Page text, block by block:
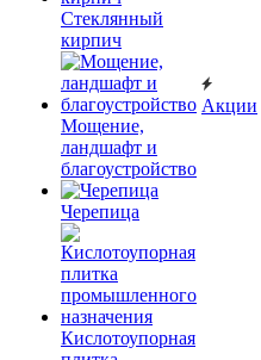
Cтеклянный
кирпич
Мощение,
ландшафт и
благоустройство
Черепица
Кислотоупорная
Акции